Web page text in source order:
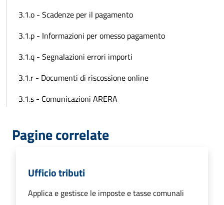
3.1.o - Scadenze per il pagamento
3.1.p - Informazioni per omesso pagamento
3.1.q - Segnalazioni errori importi
3.1.r - Documenti di riscossione online
3.1.s - Comunicazioni ARERA
Pagine correlate
Ufficio tributi
Applica e gestisce le imposte e tasse comunali